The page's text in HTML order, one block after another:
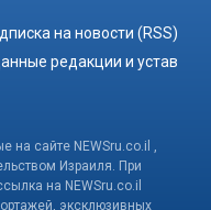
на новости (RSS)
редакции и устав
на сайте NEWSru.co.il ,
Израиля. При
на NEWSru.co.il
эксклюзивных